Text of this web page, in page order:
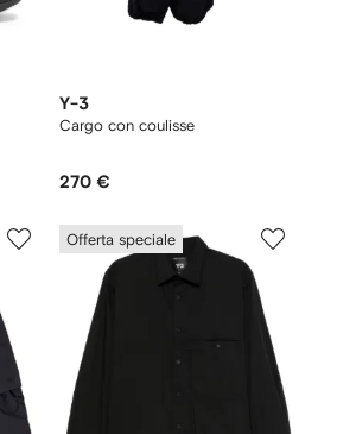
Y-3
Cargo con coulisse
270 €
Offerta speciale